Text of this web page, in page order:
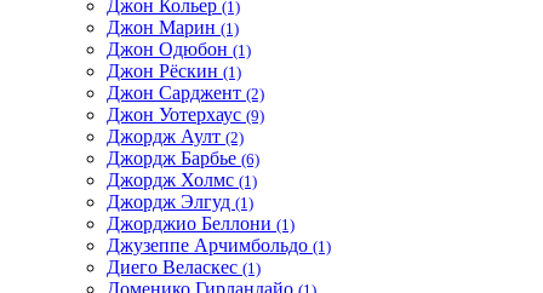
Джон Кольер (1)
Джон Марин (1)
Джон Одюбон (1)
Джон Рёскин (1)
Джон Сарджент (2)
Джон Уотерхаус (9)
Джордж Аулт (2)
Джордж Барбье (6)
Джордж Холмс (1)
Джордж Элгуд (1)
Джорджио Беллони (1)
Джузеппе Арчимбольдо (1)
Диего Веласкес (1)
Доменико Гирландайо